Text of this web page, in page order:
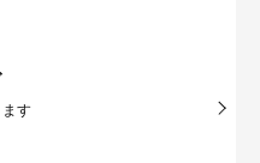
す